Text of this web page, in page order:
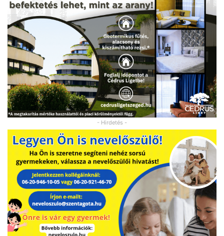
- Hirdetés -